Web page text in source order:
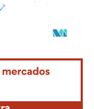
CC BY 4.0.